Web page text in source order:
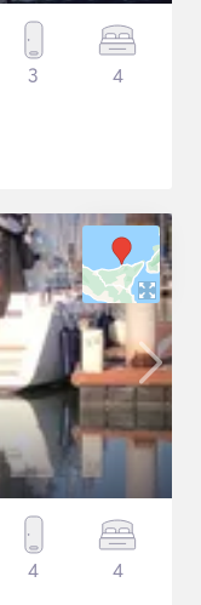
3 4
4 4